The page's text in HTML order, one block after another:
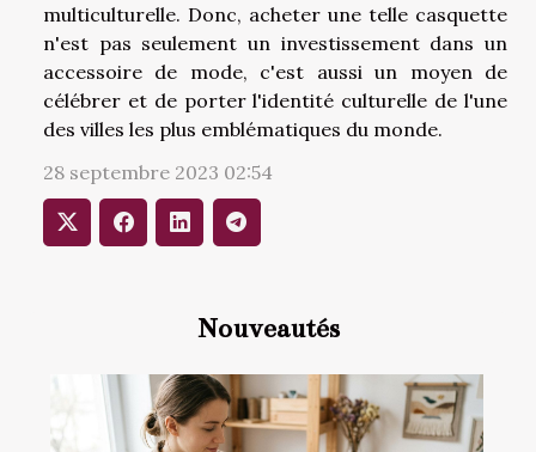
Nouveautés
multiculturelle. Donc, acheter une telle casquette
n'est pas seulement un investissement dans un
accessoire de mode, c'est aussi un moyen de
célébrer et de porter l'identité culturelle de l'une
des villes les plus emblématiques du monde.
28 septembre 2023 02:54